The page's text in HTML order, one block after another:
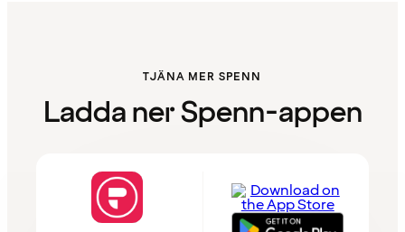
TJÄNA MER SPENN
Ladda ner Spenn-appen